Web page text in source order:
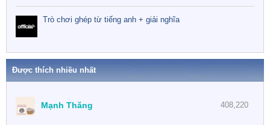
Trò chơi ghép từ tiếng anh + giải nghĩa
Được thích nhiều nhất
408,220
Mạnh Thăng